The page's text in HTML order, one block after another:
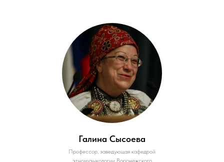
Галина Сысоева
Профессор, заведующая кафедрой
этномузыкологии Воронежского